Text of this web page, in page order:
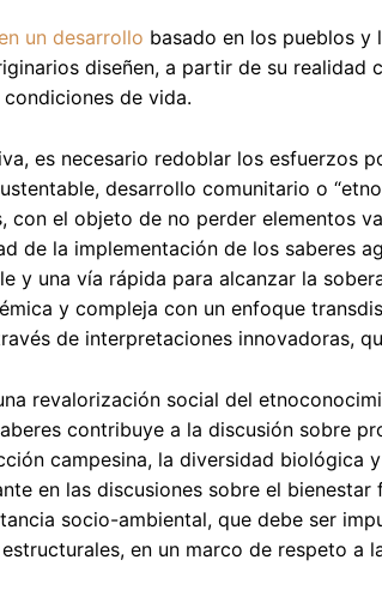
un desarrollo basado en los pueblos
diseñen, a partir de su
de vida.
es necesario redoblar los esfuerzos
desarrollo comunitario o
con el objeto de no perder elementos
de la implementación de los saberes
y una vía rápida para alcanzar la
y compleja con un enfoque
de interpretaciones innovadoras,
revalorización social del
contribuye a la discusión sobre
campesina, la diversidad biológica
en las discusiones sobre el
socio-ambiental, que debe ser
en un marco de respeto